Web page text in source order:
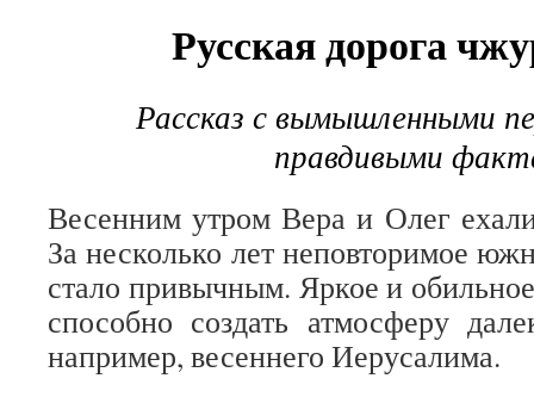
Русская дорога
Рассказ с вымышленными
правдивыми
Весенним утром Вера и Олег
За несколько лет неповторимое
стало привычным. Яркое и
способно создать атмосферу
например, весеннего Иерусалима.